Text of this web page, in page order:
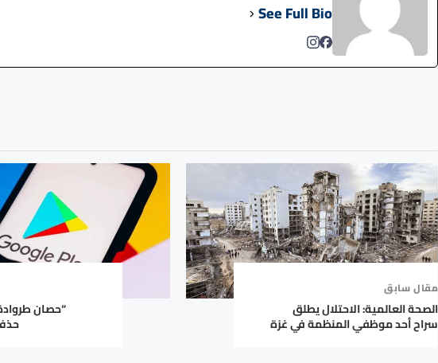
See Full Bio
مقال سابق
الصحة العالمية: الاحتلال يطلق
سراح أحد موظفي المنظمة في غزة
“حصان
حذف 77